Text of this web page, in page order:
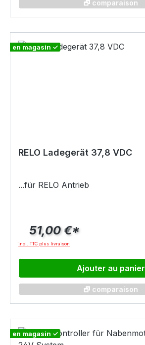
🗗 comparaison
en magasin ✓
RELO Ladegerät 37,8 VDC
...für RELO Antrieb
51,00 €*
incl. TTC plus livraison
Ajouter au panier
🗗 comparaison
en magasin ✓